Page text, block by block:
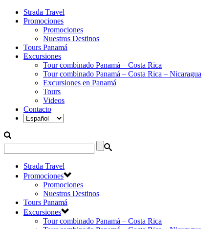
Strada Travel
Promociones
Promociones
Nuestros Destinos
Tours Panamá
Excursiones
Tour combinado Panamá – Costa Rica
Tour combinado Panamá – Costa Rica – Nicaragua
Excursiones en Panamá
Tours
Videos
Contacto
Strada Travel
Promociones
Promociones
Nuestros Destinos
Tours Panamá
Excursiones
Tour combinado Panamá – Costa Rica